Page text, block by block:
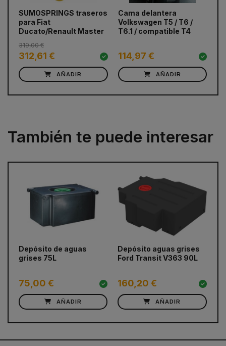
SUMOSPRINGS traseros
para Fiat
Ducato/Renault Master
312,61 €
319,00 €
AÑADIR
Cama delantera
Volkswagen T5 / T6 /
T6.1 / compatible T4
114,97 €
AÑADIR
prev
También te puede interesar
Depósito de aguas
grises 75L
75,00 €
AÑADIR
Depósito aguas grises
Ford Transit V363 90L
160,20 €
AÑADIR